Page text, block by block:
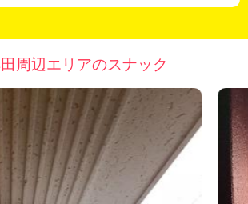
周辺エリアのスナック